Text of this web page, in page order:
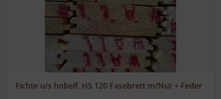
Fichte u/s hobelf. HS 120 Fasebrett m/Nut + Feder